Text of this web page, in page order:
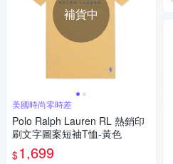
補貨中
美國時尚零時差
Polo Ralph Lauren RL 熱銷印
刷文字圖案短袖T恤-黃色
$1,699